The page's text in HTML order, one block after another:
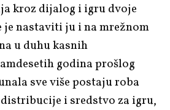
kroz dijalog i igru dvoje
je nastaviti ju i na mrežnom
u duhu kasnih
godina prošlog
sve više postaju roba
i sredstvo za igru,